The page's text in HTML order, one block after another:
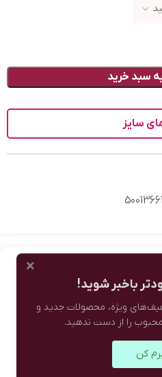
سبد خرید
سایز
×
باخبر شوید!
ویژه، محصولات جدید و
را از دست ندهید.
کن